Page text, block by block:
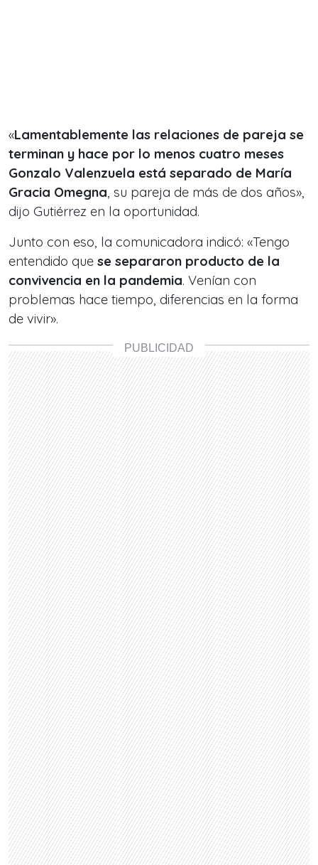
«Lamentablemente las relaciones de pareja se
terminan y hace por lo menos cuatro meses
Gonzalo Valenzuela está separado de María
Gracia Omegna, su pareja de más de dos años»,
dijo Gutiérrez en la oportunidad.
Junto con eso, la comunicadora indicó: «Tengo
entendido que se separaron producto de la
convivencia en la pandemia. Venían con
problemas hace tiempo, diferencias en la forma
de vivir».